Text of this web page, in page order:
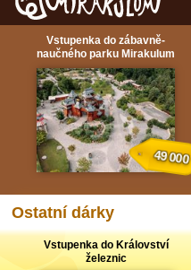
Vstupenka do zábavně-
naučného parku Mirakulum
49 000
Ostatní dárky
Vstupenka do Království
železnic